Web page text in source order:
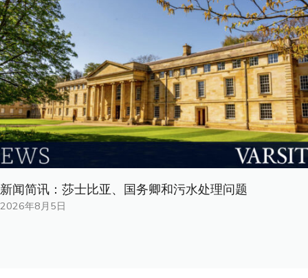
新闻简讯：莎士比亚、国务卿和污水处理问题
2026年8月5日